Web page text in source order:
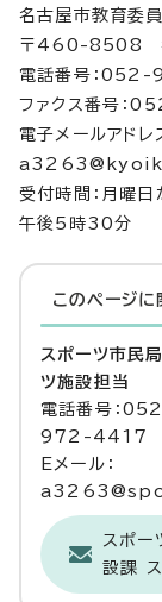
名古屋市教育委
〒460-8508 名
電話番号：
ファクス番号
電子メールアドレ
受付時間：月曜
午後5時30分
このページに
スポーツ市民
ツ施設担当
電話番号：
972-4417
Eメール：
スポー
設課